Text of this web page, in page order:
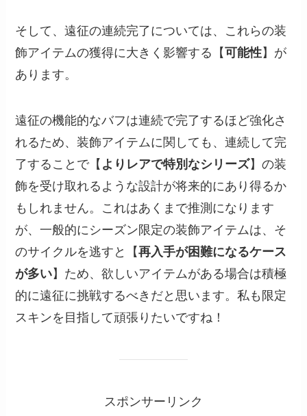
そして、遠征の連続完了については、これらの装
飾アイテムの獲得に大きく影響する【可能性】が
あります。
遠征の機能的なバフは連続で完了するほど強化さ
れるため、装飾アイテムに関しても、連続して完
了することで【 よりレアで特別なシリーズ】の装
飾を受け取れるような設計が将来的にあり得るか
もしれません。これはあくまで推測になります
が、一般的にシーズン限定の装飾アイテムは、そ
のサイクルを逃すと【再入手が困難になるケース
が多い】ため、欲しいアイテムがある場合は積極
的に遠征に挑戦するべきだと思います。私も限定
スキンを目指して頑張りたいですね！
スポンサーリンク